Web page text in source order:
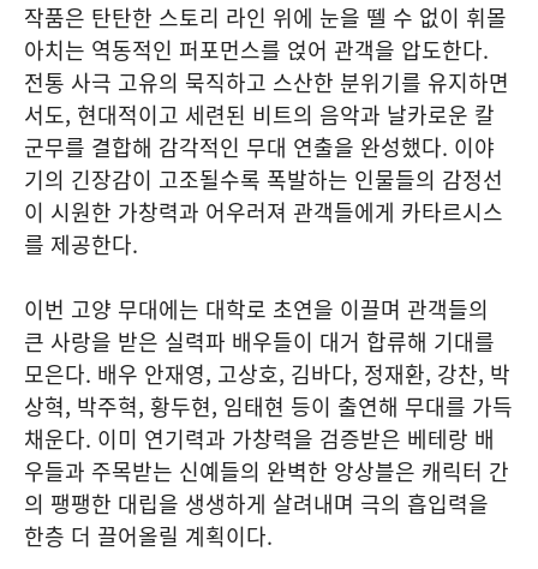
작품은 탄탄한 스토리 라인 위에 눈을 뗄 수 없이 휘몰
아치는 역동적인 퍼포먼스를 얹어 관객을 압도한다.
전통 사극 고유의 묵직하고 스산한 분위기를 유지하면
서도, 현대적이고 세련된 비트의 음악과 날카로운 칼
군무를 결합해 감각적인 무대 연출을 완성했다. 이야
기의 긴장감이 고조될수록 폭발하는 인물들의 감정선
이 시원한 가창력과 어우러져 관객들에게 카타르시스
를 제공한다.
이번 고양 무대에는 대학로 초연을 이끌며 관객들의
큰 사랑을 받은 실력파 배우들이 대거 합류해 기대를
모은다. 배우 안재영, 고상호, 김바다, 정재환, 강찬, 박
상혁, 박주혁, 황두현, 임태현 등이 출연해 무대를 가득
채운다. 이미 연기력과 가창력을 검증받은 베테랑 배
우들과 주목받는 신예들의 완벽한 앙상블은 캐릭터 간
의 팽팽한 대립을 생생하게 살려내며 극의 흡입력을
한층 더 끌어올릴 계획이다.